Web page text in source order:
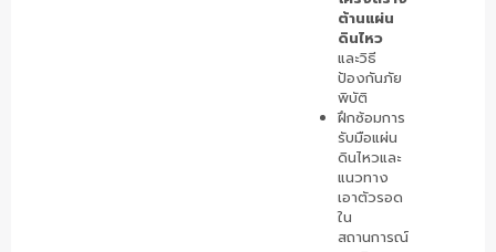
ต้านแผ่น
ดินไหว
และวิธี
ป้องกันภัย
พิบัติ
ฝึกซ้อมการ
รับมือแผ่น
ดินไหวและ
แนวทาง
เอาตัวรอด
ใน
สถานการณ์